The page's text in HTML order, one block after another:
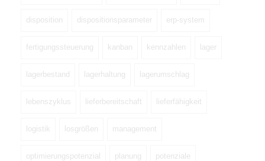
disposition dispositionsparameter erp-system
fertigungssteuerung kanban kennzahlen lager
lagerbestand lagerhaltung lagerumschlag
lebenszyklus lieferbereitschaft lieferfähigkeit
logistik losgrößen management
optimierungspotenzial planung potenziale